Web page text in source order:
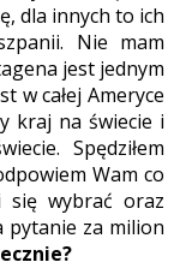
dla innych to ich
Nie mam
jest jednym
w całej Ameryce
kraj na świecie i
Spędziłem
Wam co
się wybrać oraz
pytanie za milion